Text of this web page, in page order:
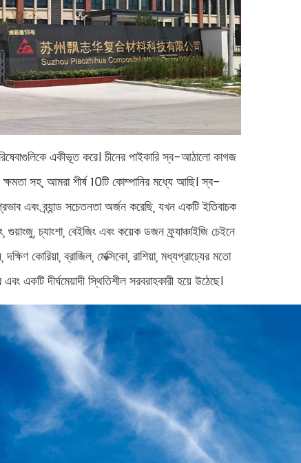
একীভূত করে। চীনের পাইকারি স্ব-আঠালো কাগজ
ক্ষমতা সহ, আমরা শীর্ষ 10টি কোম্পানির মধ্যে আছি। স্ব-
এবং ব্র্যান্ড সচেতনতা অর্জন করেছি, যখন একটি ইতিবাচক
চ্যাংশা, বেইজিং এবং কয়েক ডজন ফ্র্যাঞ্চাইজি চেইনে
কোরিয়া, ব্রাজিল, মেক্সিকো, রাশিয়া, মধ্যপ্রাচ্যের মতো
দীর্ঘমেয়াদী স্থিতিশীল সরবরাহকারী হয়ে উঠেছে।